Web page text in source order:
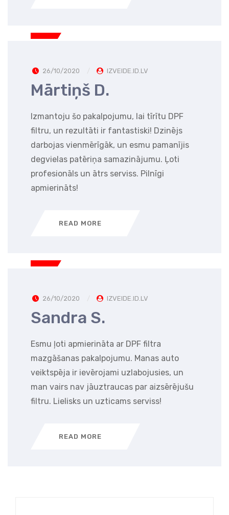
26/10/2020 IZVEIDE.ID.LV
Mārtiņš D.
Izmantoju šo pakalpojumu, lai tīrītu DPF
filtru, un rezultāti ir fantastiski! Dzinējs
darbojas vienmērīgāk, un esmu pamanījis
degvielas patēriņa samazinājumu. Ļoti
profesionāls un ātrs serviss. Pilnīgi
apmierināts!
READ MORE
26/10/2020 IZVEIDE.ID.LV
Sandra S.
Esmu ļoti apmierināta ar DPF filtra
mazgāšanas pakalpojumu. Manas auto
veiktspēja ir ievērojami uzlabojusies, un
man vairs nav jāuztraucas par aizsērējušu
filtru. Lielisks un uzticams serviss!
READ MORE